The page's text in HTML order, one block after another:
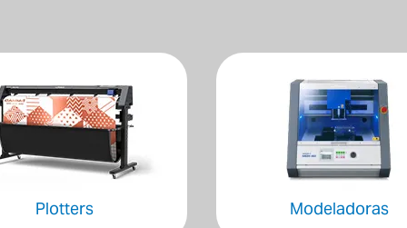
Plotters Modeladoras